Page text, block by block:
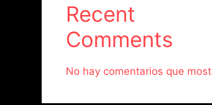
Recent
Comments
No hay comentarios que